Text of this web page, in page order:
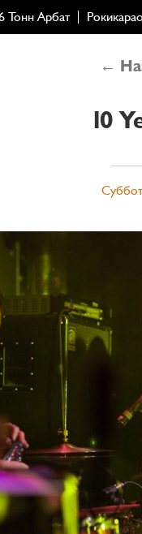
Тонн Арбат
←
10